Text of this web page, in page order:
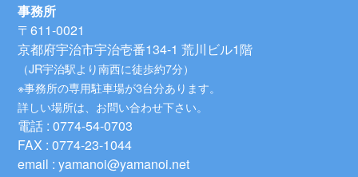
事務所
〒611-0021
京都府宇治市宇治壱番134-1 荒川ビル1階
（JR宇治駅より南西に徒歩約7分）
※事務所の専用駐車場が3台分あります。
詳しい場所は、お問い合わせ下さい。
電話 : 0774-54-0703
FAX : 0774-23-1044
email : yamanoi@yamanoi.net